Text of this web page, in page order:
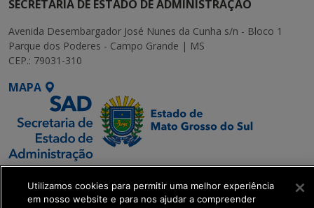
SECRETARIA DE ESTADO DE ADMINISTRAÇÃO
Avenida Desembargador José Nunes da Cunha s/n - Bloco 1
Parque dos Poderes - Campo Grande | MS
CEP.: 79031-310
MAPA
SETDIG | Secretaria-
Executiva de
Utilizamos cookies para permitir uma melhor experiência
em nosso website e para nos ajudar a compreender